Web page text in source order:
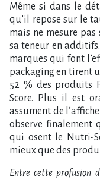
Même si dans le
qu’il repose sur le
mais ne mesure
sa teneur en
marques qui font
packaging en tirent
52 % des produits
Score. Plus il est
assument de
observe finalement
qui osent le Nutri-
mieux que des
Entre cette profusion